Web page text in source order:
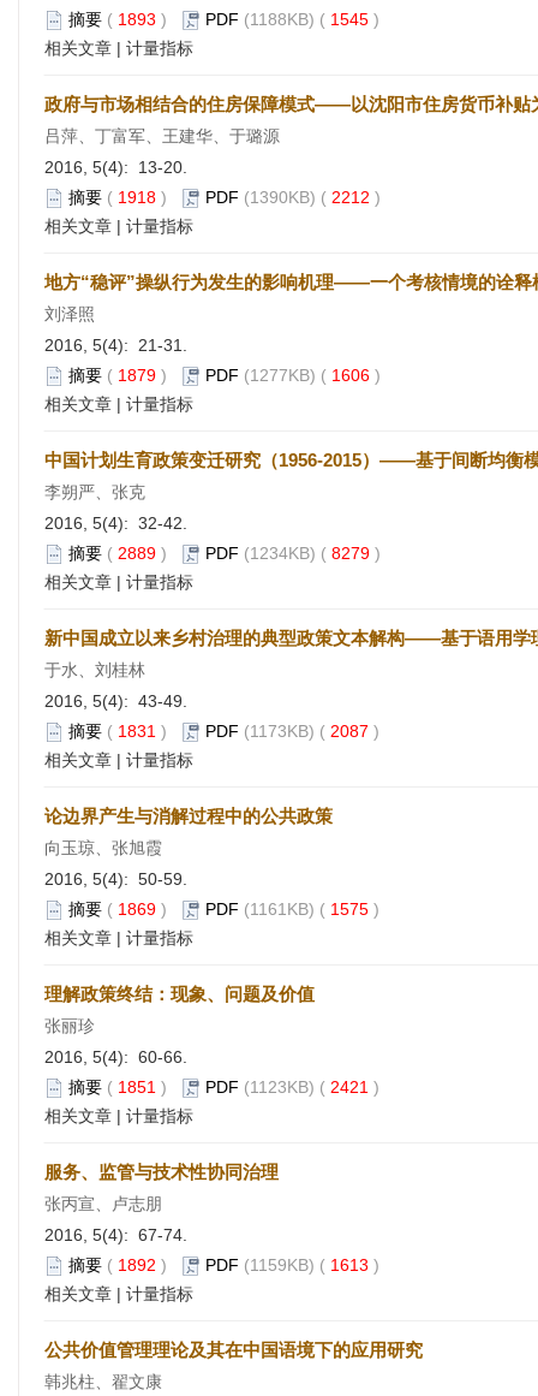
摘要 ( 1893 ) PDF (1188KB) ( 1545 )
相关文章 | 计量指标
政府与市场相结合的住房保障模式——以沈阳市住房货币补贴
吕萍、丁富军、王建华、于璐源
2016, 5(4): 13-20.
摘要 ( 1918 ) PDF (1390KB) ( 2212 )
相关文章 | 计量指标
地方“稳评”操纵行为发生的影响机理——一个考核情境的诠释
刘泽照
2016, 5(4): 21-31.
摘要 ( 1879 ) PDF (1277KB) ( 1606 )
相关文章 | 计量指标
中国计划生育政策变迁研究（1956-2015）——基于间断均衡
李朔严、张克
2016, 5(4): 32-42.
摘要 ( 2889 ) PDF (1234KB) ( 8279 )
相关文章 | 计量指标
新中国成立以来乡村治理的典型政策文本解构——基于语用学
于水、刘桂林
2016, 5(4): 43-49.
摘要 ( 1831 ) PDF (1173KB) ( 2087 )
相关文章 | 计量指标
论边界产生与消解过程中的公共政策
向玉琼、张旭霞
2016, 5(4): 50-59.
摘要 ( 1869 ) PDF (1161KB) ( 1575 )
相关文章 | 计量指标
理解政策终结：现象、问题及价值
张丽珍
2016, 5(4): 60-66.
摘要 ( 1851 ) PDF (1123KB) ( 2421 )
相关文章 | 计量指标
服务、监管与技术性协同治理
张丙宣、卢志朋
2016, 5(4): 67-74.
摘要 ( 1892 ) PDF (1159KB) ( 1613 )
相关文章 | 计量指标
公共价值管理理论及其在中国语境下的应用研究
韩兆柱、翟文康